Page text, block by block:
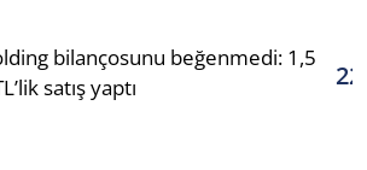
bilançosunu beğenmedi: 1,5
satış yaptı